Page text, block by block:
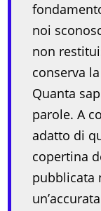
noi
non
conserva
Quanta
parole. A
adatto di
copertina
pubblicata